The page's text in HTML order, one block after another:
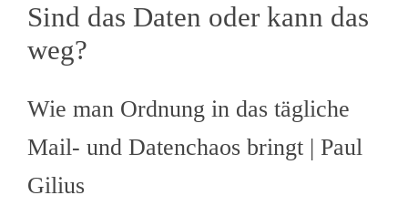
Sind das Daten oder kann das
weg?
Wie man Ordnung in das tägliche
Mail- und Datenchaos bringt | Paul
Gilius